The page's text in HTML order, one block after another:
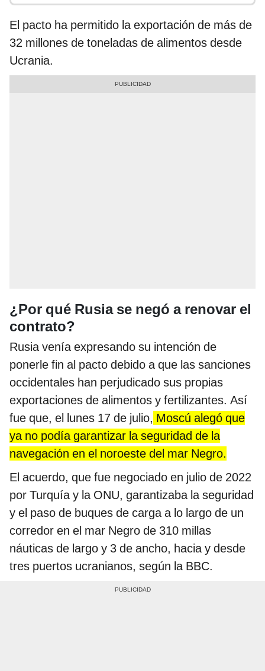
El pacto ha permitido la exportación de más de
32 millones de toneladas de alimentos desde
Ucrania.
¿Por qué Rusia se negó a renovar el
contrato?
Rusia venía expresando su intención de
ponerle fin al pacto debido a que las sanciones
occidentales han perjudicado sus propias
exportaciones de alimentos y fertilizantes. Así
fue que, el lunes 17 de julio, Moscú alegó que
ya no podía garantizar la seguridad de la
navegación en el noroeste del mar Negro.
El acuerdo, que fue negociado en julio de 2022
por Turquía y la ONU, garantizaba la seguridad
y el paso de buques de carga a lo largo de un
corredor en el mar Negro de 310 millas
náuticas de largo y 3 de ancho, hacia y desde
tres puertos ucranianos, según la BBC.